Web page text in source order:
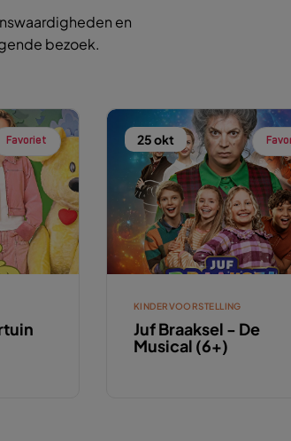
en
bezoek.
Favoriet 25 okt
KINDERVOORSTELLING
Juf Braaksel - De
Musical (6+)